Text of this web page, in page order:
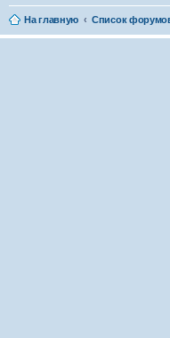
На главную Список